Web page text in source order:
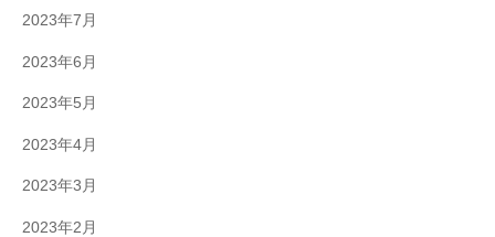
2023年7月
2023年6月
2023年5月
2023年4月
2023年3月
2023年2月